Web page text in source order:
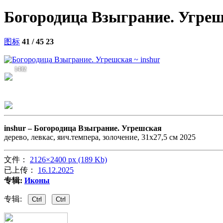
Богородица Взыграние.
图标 41 / 45 23
1432
inshur –Богородица Взыграние. Угрешская
дерево, левкас, яич.темпера, золочение, 31х27,5 см 2025
文件： 2126×2400 px (189 Kb)
已上传： 16.12.2025
专辑: Иконы
专辑: Ctrl Ctrl